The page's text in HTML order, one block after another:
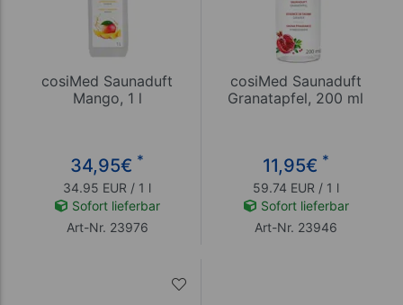
cosiMed Saunaduft
Mango, 1 l
34,95€ *
34.95 EUR / 1 l
Sofort lieferbar
Art-Nr. 23976
cosiMed Saunaduft
Granatapfel, 200 ml
11,95€ *
59.74 EUR / 1 l
Sofort lieferbar
Art-Nr. 23946